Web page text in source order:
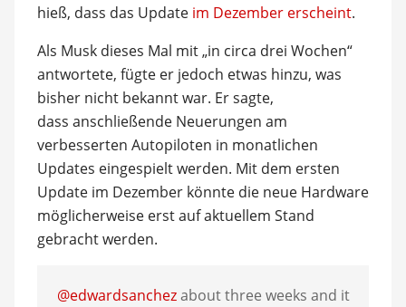
hieß, dass das Update im Dezember erscheint.
Als Musk dieses Mal mit „in circa drei Wochen“
antwortete, fügte er jedoch etwas hinzu, was
bisher nicht bekannt war. Er sagte,
dass anschließende Neuerungen am
verbesserten Autopiloten in monatlichen
Updates eingespielt werden. Mit dem ersten
Update im Dezember könnte die neue Hardware
möglicherweise erst auf aktuellem Stand
gebracht werden.
@edwardsanchezabout three weeks and it